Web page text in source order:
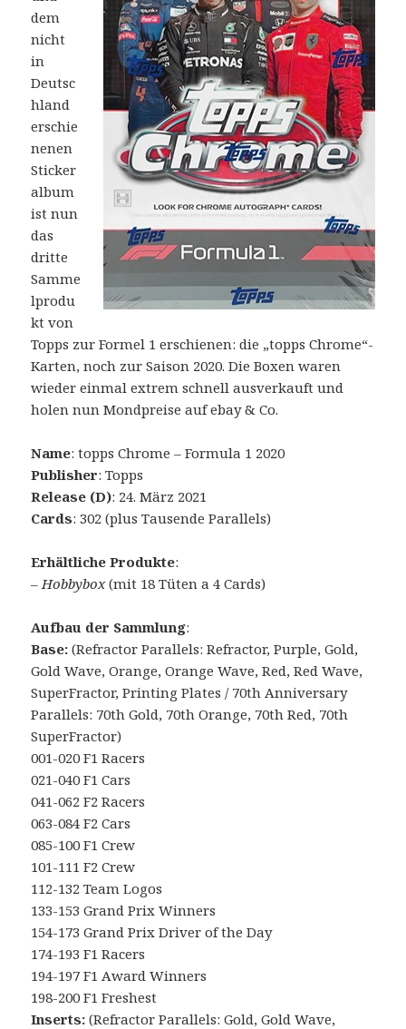
dem
nicht
in
Deutsc
hland
erschie
nenen
Sticker
album
ist nun
das
dritte
Samme
lprodu
kt von
Topps zur Formel 1 erschienen: die „topps Chrome“-
Karten, noch zur Saison 2020. Die Boxen waren
wieder einmal extrem schnell ausverkauft und
holen nun Mondpreise auf ebay & Co.
Name: topps Chrome – Formula 1 2020
Publisher: Topps
Release (D): 24. März 2021
Cards: 302 (plus Tausende Parallels)
Erhältliche Produkte:
– Hobbybox(mit 18 Tüten a 4 Cards)
Aufbau der Sammlung:
Base: (Refractor Parallels: Refractor, Purple, Gold,
Gold Wave, Orange, Orange Wave, Red, Red Wave,
SuperFractor, Printing Plates / 70th Anniversary
Parallels: 70th Gold, 70th Orange, 70th Red, 70th
SuperFractor)
001-020 F1 Racers
021-040 F1 Cars
041-062 F2 Racers
063-084 F2 Cars
085-100 F1 Crew
101-111 F2 Crew
112-132 Team Logos
133-153 Grand Prix Winners
154-173 Grand Prix Driver of the Day
174-193 F1 Racers
194-197 F1 Award Winners
198-200 F1 Freshest
Inserts: (Refractor Parallels: Gold, Gold Wave,